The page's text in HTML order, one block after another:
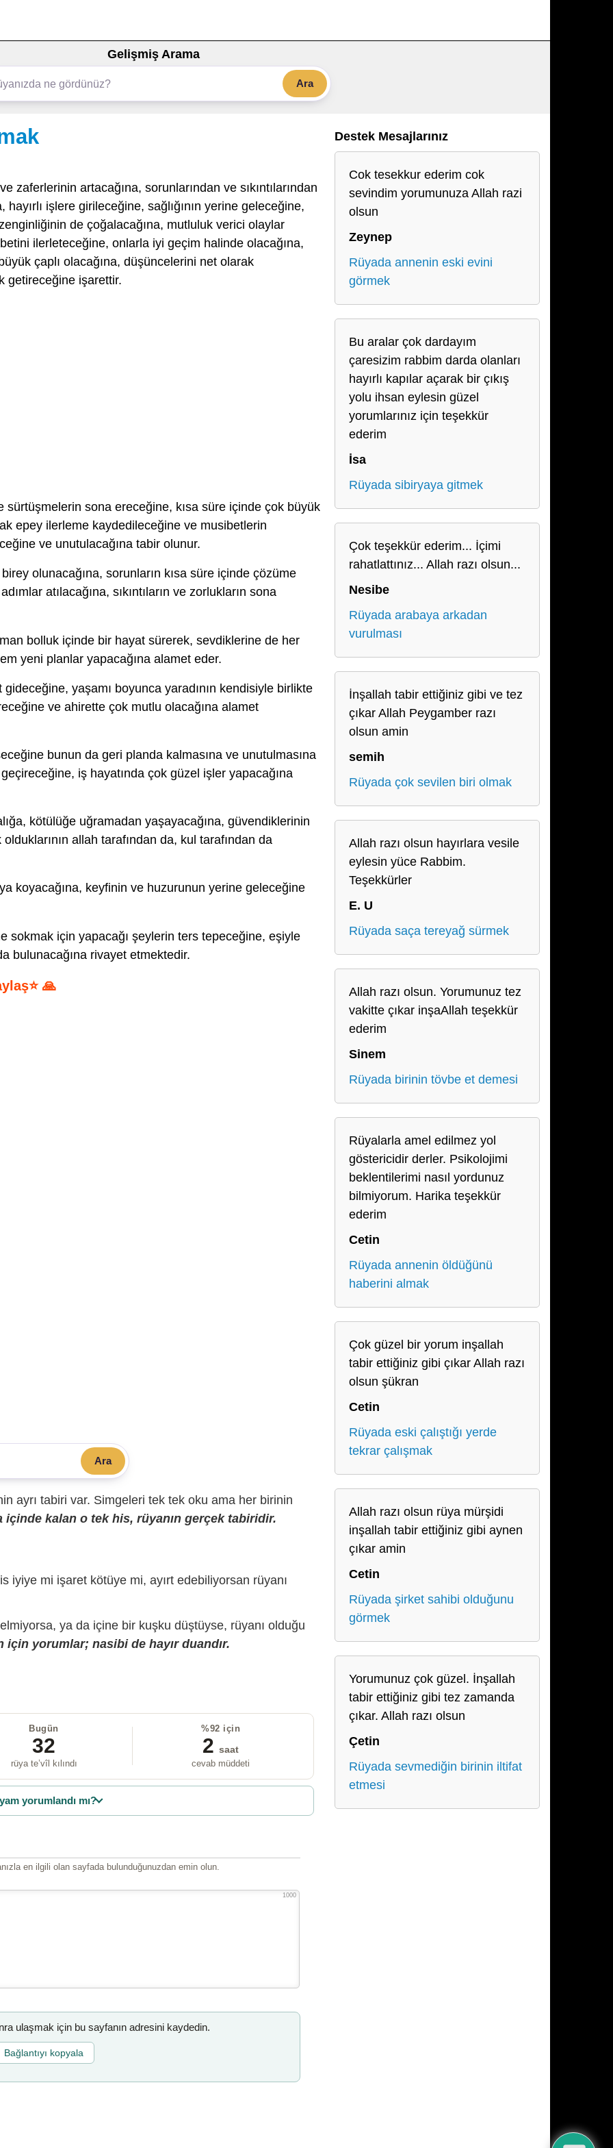
Gelişmiş Arama
Ara
ve zaferlerinin artacağına, sorunlarından ve sıkıntılarından
işlere girileceğine, sağlığının yerine geleceğine,
de çoğalacağına, mutluluk verici olaylar
ilerleteceğine, onlarla iyi geçim halinde olacağına,
çaplı olacağına, düşüncelerini net olarak
getireceğine işarettir.
sürtüşmelerin sona ereceğine, kısa süre içinde çok büyük
epey ilerleme kaydedileceğine ve musibetlerin
ve unutulacağına tabir olunur.
birey olunacağına, sorunların kısa süre içinde çözüme
atılacağına, sıkıntıların ve zorlukların sona
bolluk içinde bir hayat sürerek, sevdiklerine de her
yeni planlar yapacağına alamet eder.
yaşamı boyunca yaradının kendisiyle birlikte
ve ahirette çok mutlu olacağına alamet
bunun da geri planda kalmasına ve unutulmasına
iş hayatında çok güzel işler yapacağına
kötülüğe uğramadan yaşayacağına, güvendiklerinin
allah tarafından da, kul tarafından da
koyacağına, keyfinin ve huzurunun yerine geleceğine
sokmak için yapacağı şeylerin ters tepeceğine, eşiyle
bulunacağına rivayet etmektedir.
🙏
Ara
ayrı tabiri var. Simgeleri tek tek oku ama her birinin
içinde kalan o tek his, rüyanın gerçek tabiridir.
iyiye mi işaret kötüye mi, ayırt edebiliyorsan rüyanı
ya da içine bir kuşku düştüyse, rüyanı olduğu
yorumlar; nasibi de hayır duandır.
Bugün
32
rüya te’vîl kılındı
%92 için
2 saat
cevab müddeti
yorumlandı mı?
en ilgili olan sayfada bulunduğunuzdan emin olun.
1000
ulaşmak için bu sayfanın adresini kaydedin.
Bağlantıyı kopyala
Destek Mesajlarınız
Cok tesekkur ederim cok
sevindim yorumunuza Allah razi
olsun
Zeynep
Rüyada annenin eski evini
görmek
Bu aralar çok dardayım
çaresizim rabbim darda olanları
hayırlı kapılar açarak bir çıkış
yolu ihsan eylesin güzel
yorumlarınız için teşekkür
ederim
İsa
Rüyada sibiryaya gitmek
Çok teşekkür ederim... İçimi
rahatlattınız... Allah razı olsun...
Nesibe
Rüyada arabaya arkadan
vurulması
İnşallah tabir ettiğiniz gibi ve tez
çıkar Allah Peygamber razı
olsun amin
semih
Rüyada çok sevilen biri olmak
Allah razı olsun hayırlara vesile
eylesin yüce Rabbim.
Teşekkürler
E. U
Rüyada saça tereyağ sürmek
Allah razı olsun. Yorumunuz tez
vakitte çıkar inşaAllah teşekkür
ederim
Sinem
Rüyada birinin tövbe et demesi
Rüyalarla amel edilmez yol
göstericidir derler. Psikolojimi
beklentilerimi nasıl yordunuz
bilmiyorum. Harika teşekkür
ederim
Cetin
Rüyada annenin öldüğünü
haberini almak
Çok güzel bir yorum inşallah
tabir ettiğiniz gibi çıkar Allah razı
olsun şükran
Cetin
Rüyada eski çalıştığı yerde
tekrar çalışmak
Allah razı olsun rüya mürşidi
inşallah tabir ettiğiniz gibi aynen
çıkar amin
Cetin
Rüyada şirket sahibi olduğunu
görmek
Yorumunuz çok güzel. İnşallah
tabir ettiğiniz gibi tez zamanda
çıkar. Allah razı olsun
Çetin
Rüyada sevmediğin birinin iltifat
etmesi